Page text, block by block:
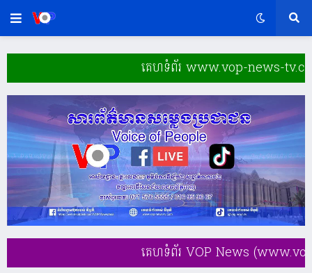
គេហទំព័រ www.vop-news-tv.com ដំណ
គេហទំព័រ VOP News (www.vop-